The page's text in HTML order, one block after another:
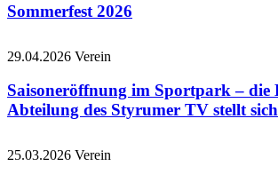
Sommerfest 2026
29.04.2026 Verein
Saisoneröffnung im Sportpark – die
Abteilung des Styrumer TV stellt
25.03.2026 Verein